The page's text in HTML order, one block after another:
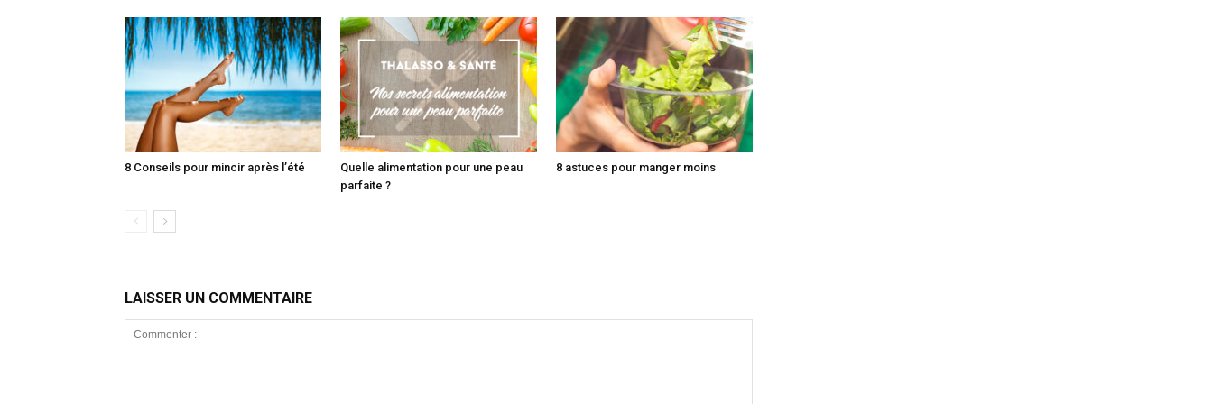
8 Conseils pour mincir après l’été
Quelle alimentation pour une peau
parfaite ?
8 astuces pour manger moins
LAISSER UN COMMENTAIRE